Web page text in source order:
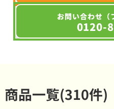
お問い合わせ（
0120-
商品一覧(310件)